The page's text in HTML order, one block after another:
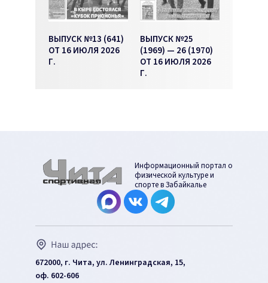
ВЫПУСК №13 (641)
ОТ 16 ИЮЛЯ 2026
Г.
ВЫПУСК №25
(1969) — 26 (1970)
ОТ 16 ИЮЛЯ 2026
Г.
Информационный портал о
физической культуре и
спорте в Забайкалье
672000, г. Чита, ул. Ленинградская, 15,
оф. 602-606